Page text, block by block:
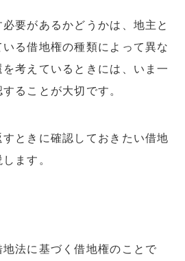
売却する
地と借地権を同時に売却する
内容を確認する
して建物を解体する
要があるかどうかは、地主と
る借地権の種類によって異な
考えているときには、いま一
ることが大切です。
ときに確認しておきたい借地
ます。
地法に基づく借地権のことで